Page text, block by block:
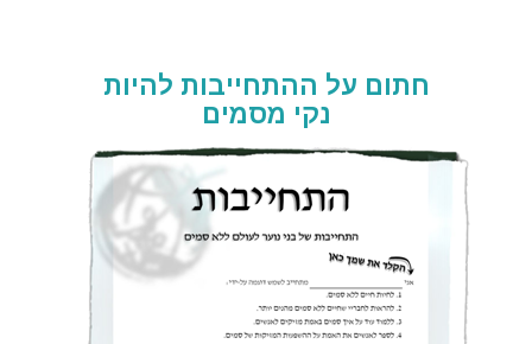
חתום על ההתחייבות להיות
נקי מסמים